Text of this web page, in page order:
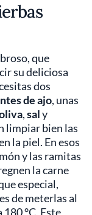
que
su deliciosa
dos
de ajo, unas
,saly
limpiar bien las
la piel. En esos
y las ramitas
la carne
especial,
de meterlas al
°C. Este